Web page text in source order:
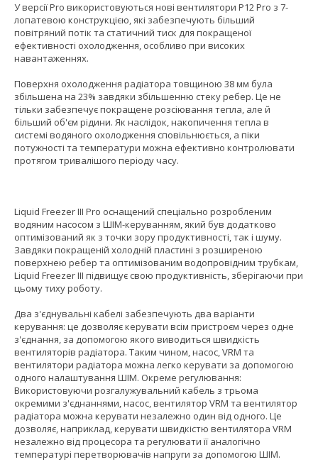
У версії Pro використовуються нові вентилятори P12 Pro з 7-
лопатевою конструкцією, які забезпечують більший
повітряний потік та статичний тиск для покращеної
ефективності охолодження, особливо при високих
навантаженнях.
Поверхня охолодження радіатора товщиною 38 мм була
збільшена на 23% завдяки збільшенню стеку ребер. Це не
тільки забезпечує покращене розсіювання тепла, але й
більший об'єм рідини. Як наслідок, накопичення тепла в
системі водяного охолодження сповільнюється, а піки
потужності та температури можна ефективно контролювати
протягом тривалішого періоду часу.
Liquid Freezer III Pro оснащений спеціально розробленим
водяним насосом з ШІМ-керуванням, який був додатково
оптимізований як з точки зору продуктивності, так і шуму.
Завдяки покращеній холодній пластині з розширеною
поверхнею ребер та оптимізованим водопровідним трубкам,
Liquid Freezer III підвищує свою продуктивність, зберігаючи при
цьому тиху роботу.
Два з'єднувальні кабелі забезпечують два варіанти
керування: це дозволяє керувати всім пристроєм через одне
з'єднання, за допомогою якого виводиться швидкість
вентиляторів радіатора. Таким чином, насос, VRM та
вентилятори радіатора можна легко керувати за допомогою
одного налаштування ШІМ. Окреме регулювання:
Використовуючи розгалужувальний кабель з трьома
окремими з'єднаннями, насос, вентилятор VRM та вентилятор
радіатора можна керувати незалежно один від одного. Це
дозволяє, наприклад, керувати швидкістю вентилятора VRM
незалежно від процесора та регулювати її аналогічно
температурі перетворювачів напруги за допомогою ШІМ.